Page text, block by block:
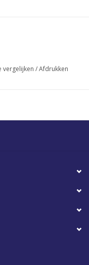
vergelijken /Afdrukken